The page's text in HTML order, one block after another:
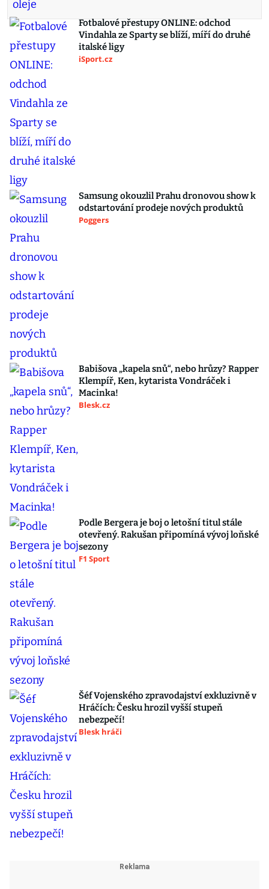
Fotbalové přestupy ONLINE: odchod
Vindahla ze Sparty se blíží, míří do druhé
italské ligy
iSport.cz
Samsung okouzlil Prahu dronovou show k
odstartování prodeje nových produktů
Poggers
Babišova „kapela snů“, nebo hrůzy? Rapper
Klempíř, Ken, kytarista Vondráček i
Macinka!
Blesk.cz
Podle Bergera je boj o letošní titul stále
otevřený. Rakušan připomíná vývoj loňské
sezony
F1 Sport
Šéf Vojenského zpravodajství exkluzivně v
Hráčích: Česku hrozil vyšší stupeň
nebezpečí!
Blesk hráči